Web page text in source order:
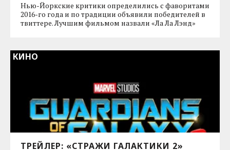
Нью-Йоркские критики определились с фаворитами
2016-го года и по традиции объявили победителей в
твиттере. Лучшим фильмом назвали «Ла Ла Лэнд»
КИНО
ТРЕЙЛЕР: «СТРАЖИ ГАЛАКТИКИ 2»